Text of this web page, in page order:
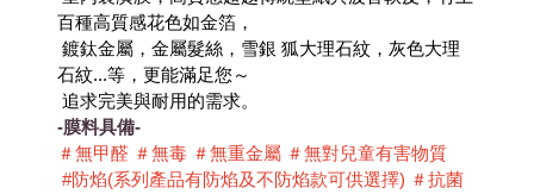
百種高質感花色如金箔，
石紋...等，更能滿足您～
追求完美與耐用的需求。
-膜料具備-
＃無甲醛 ＃無毒 ＃無重金屬 ＃無對兒童有害物質